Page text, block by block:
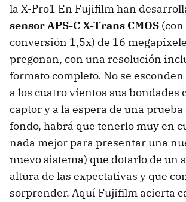
la X-Pro1 En Fujifilm han
sensorAPS-CX-Trans CMOS
conversión 1,5x) de 16
pregonan, con una resolución
formato completo. No se
a los cuatro vientos sus bondades
captor y a la espera de una prueba
fondo, habrá que tenerlo muy en
nada mejor para presentar una
nuevo sistema) que dotarlo de un
altura de las expectativas y que
sorprender. Aquí Fujifilm acierta